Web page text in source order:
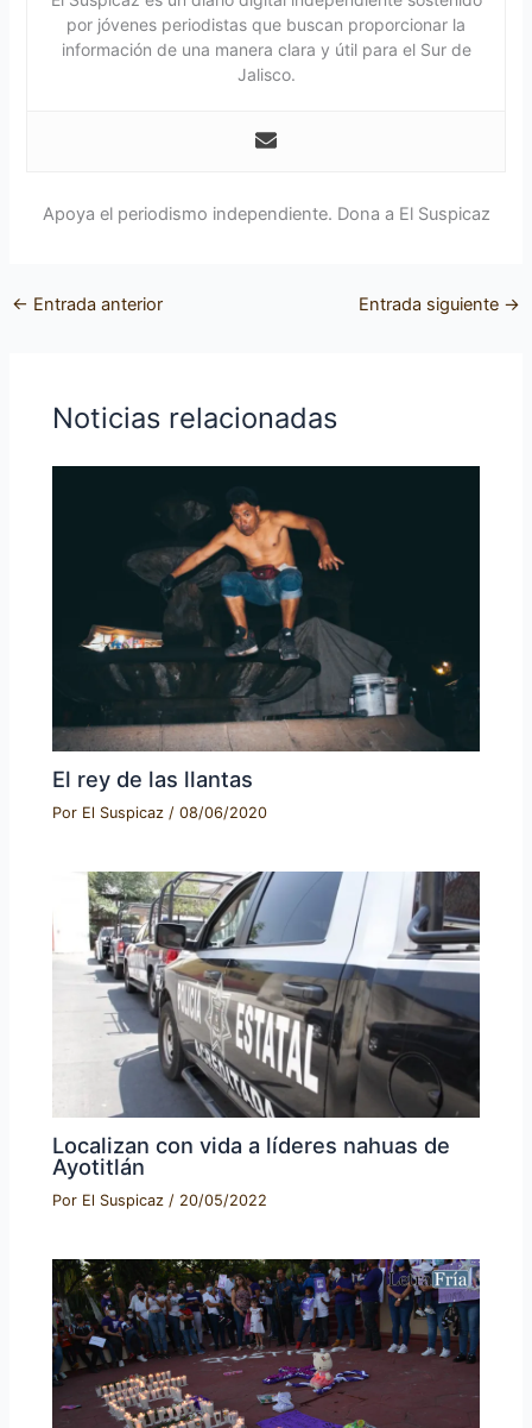
por jóvenes periodistas que buscan proporcionar la
información de una manera clara y útil para el Sur de
Jalisco.
Apoya el periodismo independiente. Dona a El Suspicaz
← Entrada anterior Entrada siguiente →
Noticias relacionadas
El rey de las llantas
Por El Suspicaz /08/06/2020
Localizan con vida a líderes nahuas de
Ayotitlán
Por El Suspicaz / 20/05/2022